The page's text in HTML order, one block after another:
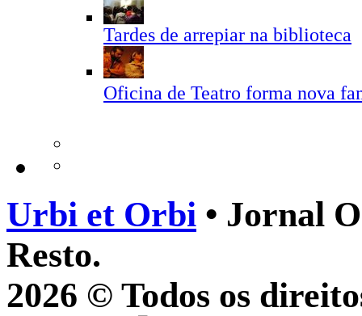
Tardes de arrepiar na biblioteca
Oficina de Teatro forma nova
Urbi et Orbi • Jornal
Resto.
2026 © Todos os